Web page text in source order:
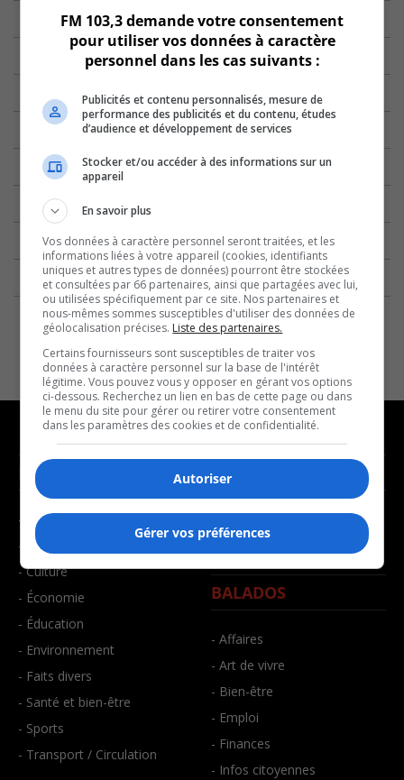
NOUVELLES
- Affaires municipales
- Communauté / Social
- Culture
- Économie
- Éducation
- Environnement
- Faits divers
- Santé et bien-être
- Sports
- Transport / Circulation
MUSIQUE
BALADOS
- Affaires
- Art de vivre
- Bien-être
- Emploi
- Finances
- Infos citoyennes
FM 103,3 demande votre consentement
pour utiliser vos données à caractère
personnel dans les cas suivants :
Publicités et contenu personnalisés, mesure de
performance des publicités et du contenu, études
d’audience et développement de services
Stocker et/ou accéder à des informations sur un
appareil
En savoir plus
Vos données à caractère personnel seront traitées, et les
informations liées à votre appareil (cookies, identifiants
uniques et autres types de données) pourront être stockées
et consultées par 66 partenaires, ainsi que partagées avec lui,
ou utilisées spécifiquement par ce site. Nos partenaires et
nous-mêmes sommes susceptibles d'utiliser des données de
géolocalisation précises. Liste des partenaires.
Certains fournisseurs sont susceptibles de traiter vos
données à caractère personnel sur la base de l'intérêt
légitime. Vous pouvez vous y opposer en gérant vos options
ci-dessous. Recherchez un lien en bas de cette page ou dans
le menu du site pour gérer ou retirer votre consentement
dans les paramètres des cookies et de confidentialité.
Autoriser
Gérer vos préférences